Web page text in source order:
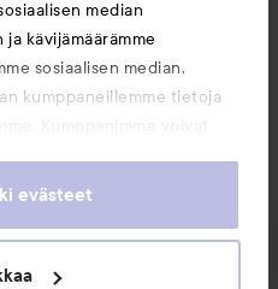
median
kävijämäärämme
sosiaalisen median,
kumppaneillemme tietoja
olet käyttänyt heidän
evästeet